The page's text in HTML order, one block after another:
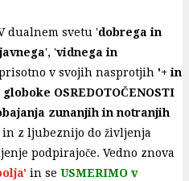
dualnem svetu 'dobrega in
', 'vidnega in
v svojih nasprotjih '+ in
globoke OSREDOTOČENOSTI
zunanjih in notranjih
in z ljubeznijo do življenja
podpirajoče. Vedno znova
in se USMERIMO v